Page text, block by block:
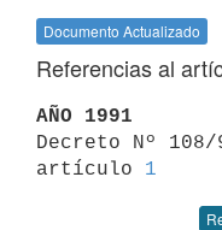
Documento Actualizado
Referencias al
AÑO 1991
Decreto Nº
artículo 1